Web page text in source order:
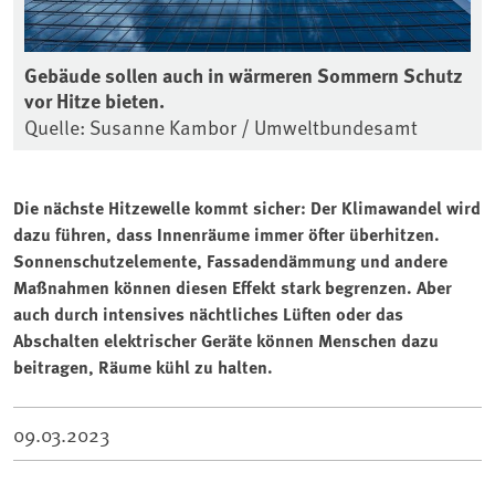
Gebäude sollen auch in wärmeren Sommern Schutz
vor Hitze bieten.
Quelle: Susanne Kambor / Umweltbundesamt
Die nächste Hitzewelle kommt sicher: Der Klimawandel wird
dazu führen, dass Innenräume immer öfter überhitzen.
Sonnenschutzelemente, Fassadendämmung und andere
Maßnahmen können diesen Effekt stark begrenzen. Aber
auch durch intensives nächtliches Lüften oder das
Abschalten elektrischer Geräte können Menschen dazu
beitragen, Räume kühl zu halten.
09.03.2023